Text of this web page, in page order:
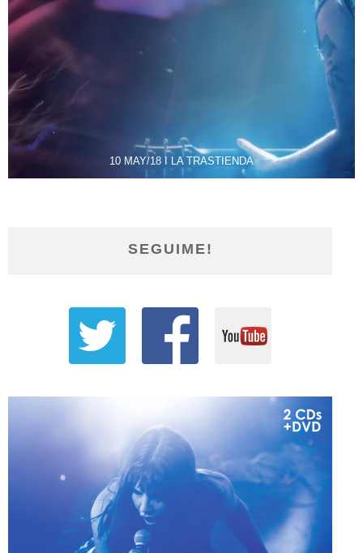
10 MAY/18 I LA TRASTIENDA
SEGUIME!